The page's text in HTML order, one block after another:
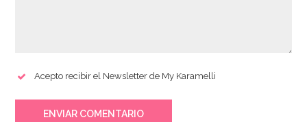
Acepto recibir el Newsletter de My Karamelli
ENVIAR COMENTARIO